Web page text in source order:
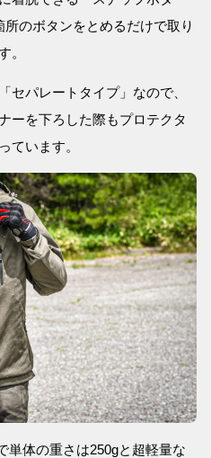
のボタンをとめるだけで取り
。
セパレートタイプ」なので、
ーを下ろした際もプロテクタ
ています。
単体の重さは250gと超軽量な